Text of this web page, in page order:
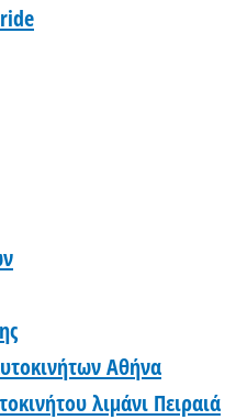
Αθήνα
λιμάνι Πειραιά